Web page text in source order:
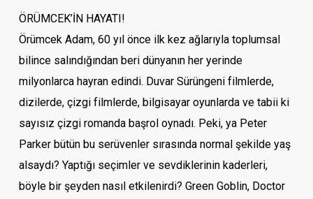
ÖRÜMCEK’İN HAYATI!
Örümcek Adam, 60 yıl önce ilk kez ağlarıyla toplumsal
bilince salındığından beri dünyanın her yerinde
milyonlarca hayran edindi. Duvar Sürüngeni filmlerde,
dizilerde, çizgi filmlerde, bilgisayar oyunlarda ve tabii ki
sayısız çizgi romanda başrol oynadı. Peki, ya Peter
Parker bütün bu serüvenler sırasında normal şekilde yaş
alsaydı? Yaptığı seçimler ve sevdiklerinin kaderleri,
böyle bir şeyden nasıl etkilenirdi? Green Goblin, Doctor